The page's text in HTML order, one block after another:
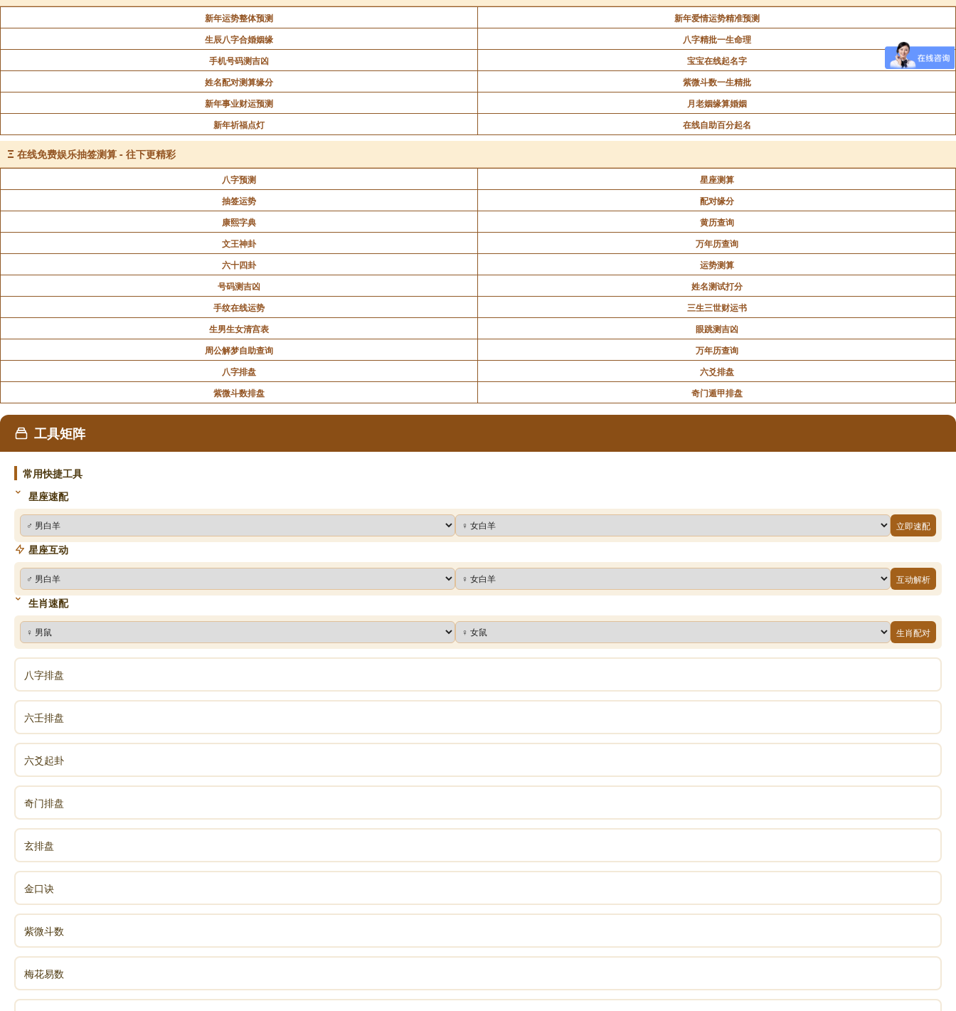
新年运势整体预测
新年爱情运势精准预测
生辰八字合婚姻缘
八字精批一生命理
手机号码测吉凶
宝宝在线起名字
姓名配对测算缘分
紫微斗数一生精批
新年事业财运预测
月老姻缘算婚姻
新年祈福点灯
在线自助百分起名
Ξ 在线免费娱乐抽签测算 - 往下更精彩
八字预测
星座测算
抽签运势
配对缘分
康熙字典
黄历查询
文王神卦
万年历查询
六十四卦
运势测算
号码测吉凶
姓名测试打分
手纹在线运势
三生三世财运书
生男生女清宫表
眼跳测吉凶
周公解梦自助查询
万年历查询
八字排盘
六爻排盘
紫微斗数排盘
奇门遁甲排盘
工具矩阵
常用快捷工具
星座速配
立即速配
星座互动
互动解析
生肖速配
生肖配对
八字排盘
六壬排盘
六爻起卦
奇门排盘
玄排盘
金口诀
紫微斗数
梅花易数